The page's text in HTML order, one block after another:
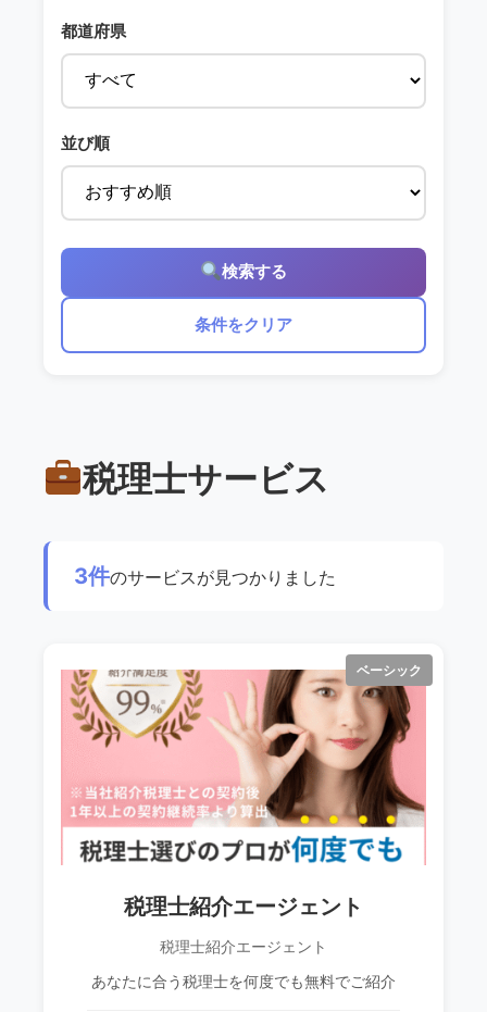
都道府県
並び順
検索する
条件をクリア
税理士サービス
3件のサービスが見つかりました
ベーシック
税理士紹介エージェント
税理士紹介エージェント
あなたに合う税理士を何度でも無料でご紹介